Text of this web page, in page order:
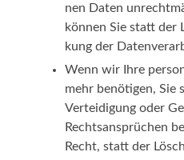
nen Daten
kön­nen Sie statt der
kung der
Wenn wir Ihre
mehr benö­ti­gen, Sie
Ver­tei­di­gung oder
Rechts­an­sprü­chen
Recht, statt der